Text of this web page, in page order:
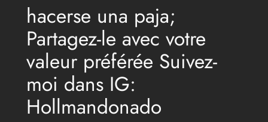
hacerse una paja;
Partagez-le avec votre
valeur préférée Suivez-
moi dans IG:
Hollmandonado